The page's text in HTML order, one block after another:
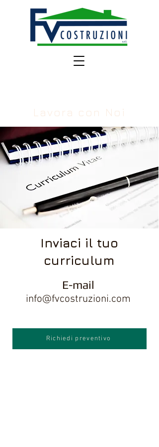
Lavora con Noi
Inviaci il tuo
curriculum
E-mail
info@fvcostruzioni.com
Richiedi preventivo